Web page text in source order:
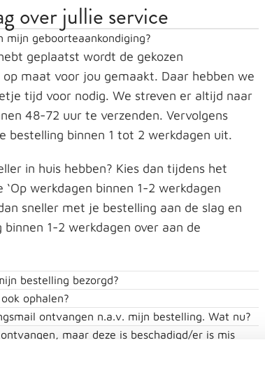
over jullie service
mijn geboorteaankondiging?
geplaatst wordt de gekozen
maat voor jou gemaakt. Daar hebben we
tijd voor nodig. We streven er altijd naar
48-72 uur te verzenden. Vervolgens
bestelling binnen 1 tot 2 werkdagen uit.
in huis hebben? Kies dan tijdens het
werkdagen binnen 1-2 werkdagen
sneller met je bestelling aan de slag en
1-2 werkdagen over aan de
bestelling bezorgd?
ophalen?
ontvangen n.a.v. mijn bestelling. Wat nu?
maar deze is beschadigd/er is mis